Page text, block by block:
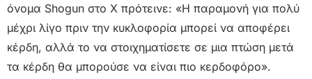
όνομα Shogun στο X πρότεινε: «Η παραμονή για πολύ
μέχρι λίγο πριν την κυκλοφορία μπορεί να αποφέρει
κέρδη, αλλά το να στοιχηματίσετε σε μια πτώση μετά
τα κέρδη θα μπορούσε να είναι πιο κερδοφόρο».